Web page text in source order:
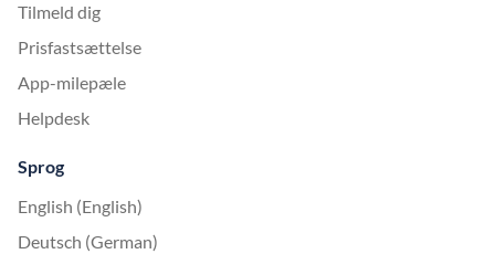
Tilmeld dig
Prisfastsættelse
App-milepæle
Helpdesk
Sprog
English (English)
Deutsch (German)